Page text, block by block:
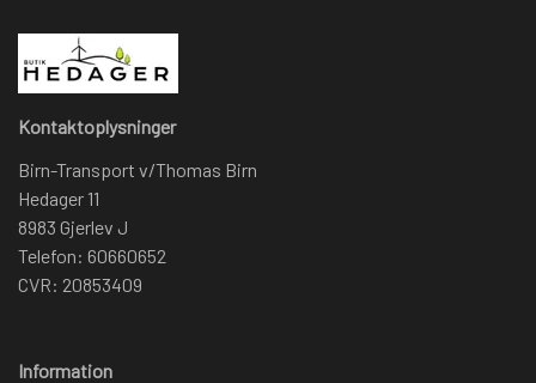
Kontaktoplysninger
Birn-Transport v/Thomas Birn
Hedager 11
8983 Gjerlev J
Telefon: 60660652
CVR: 20853409
Information